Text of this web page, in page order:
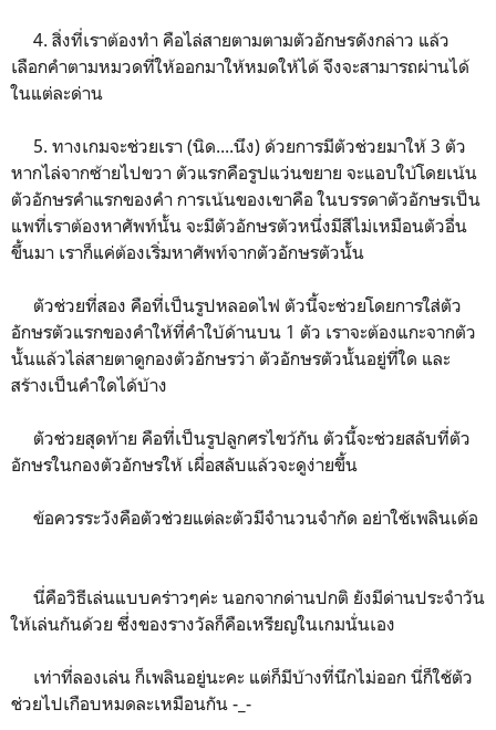
4. สิ่งที่เราต้องทำ คือไล่สายตามตามตัวอักษรดังกล่าว แล้ว
เลือกคำตามหมวดที่ให้ออกมาให้หมดให้ได้ จึงจะสามารถผ่านได้
ในแต่ละด่าน
5. ทางเกมจะช่วยเรา (นิด....นึง) ด้วยการมีตัวช่วยมาให้ 3 ตัว
หากไล่จากซ้ายไปขวา ตัวแรกคือรูปแว่นขยาย จะแอบใบ้โดยเน้น
ตัวอักษรคำแรกของคำ การเน้นของเขาคือ ในบรรดาตัวอักษรเป็น
แพที่เราต้องหาศัพท์นั้น จะมีตัวอักษรตัวหนึ่งมีสีไม่เหมือนตัวอื่น
ขึ้นมา เราก็แค่ต้องเริ่มหาศัพท์จากตัวอักษรตัวนั้น
ตัวช่วยที่สอง คือที่เป็นรูปหลอดไฟ ตัวนี้จะช่วยโดยการใส่ตัว
อักษรตัวแรกของคำให้ที่คำใบ้ด้านบน 1 ตัว เราจะต้องแกะจากตัว
นั้นแล้วไล่สายตาดูกองตัวอักษรว่า ตัวอักษรตัวนั้นอยู่ที่ใด และ
สร้างเป็นคำใดได้บ้าง
ตัวช่วยสุดท้าย คือที่เป็นรูปลูกศรไขว้กัน ตัวนี้จะช่วยสลับที่ตัว
อักษรในกองตัวอักษรให้ เผื่อสลับแล้วจะดูง่ายขึ้น
ข้อควรระวังคือตัวช่วยแต่ละตัวมีจำนวนจำกัด อย่าใช้เพลินเด้อ
นี่คือวิธีเล่นแบบคร่าวๆค่ะ นอกจากด่านปกติ ยังมีด่านประจำวัน
ให้เล่นกันด้วย ซึ่งของรางวัลก็คือเหรียญในเกมนั่นเอง
เท่าที่ลองเล่น ก็เพลินอยู่นะคะ แต่ก็มีบ้างที่นึกไม่ออก นี่ก็ใช้ตัว
ช่วยไปเกือบหมดละเหมือนกัน -_-